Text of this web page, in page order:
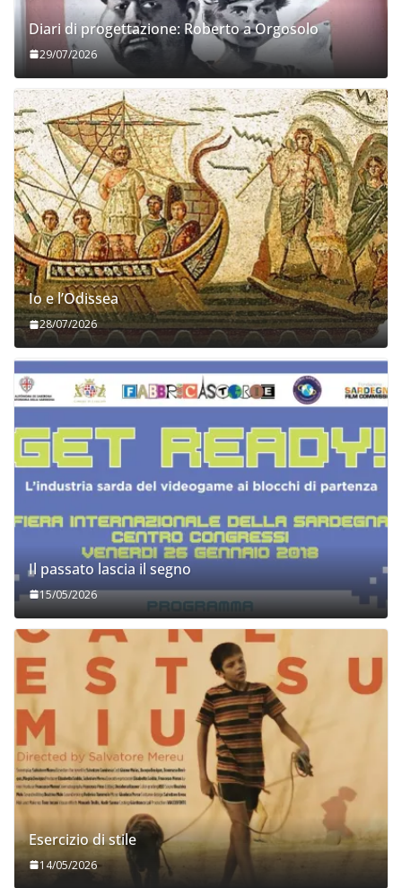
Diari di progettazione: Roberto a Orgosolo
29/07/2026
Io e l’Odissea
28/07/2026
Il passato lascia il segno
15/05/2026
Esercizio di stile
14/05/2026